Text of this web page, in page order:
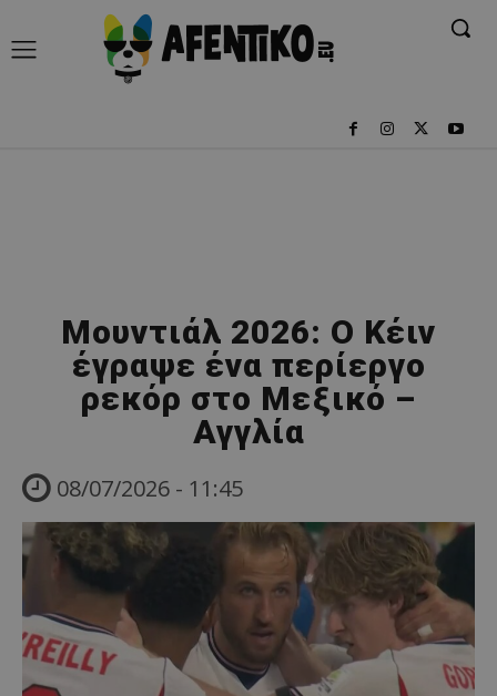
Μουντιάλ 2026: Ο Κέιν
έγραψε ένα περίεργο
ρεκόρ στο Μεξικό –
Αγγλία
08/07/2026 - 11:45